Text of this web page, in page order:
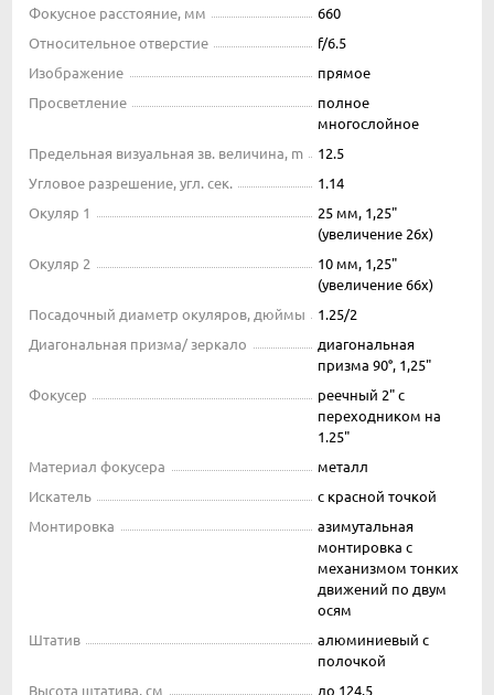
Фокусное расстояние, мм
660
Относительное отверстие
f/6.5
Изображение
прямое
Просветление
полное
многослойное
Предельная визуальная зв. величина, m
12.5
Угловое разрешение, угл. сек.
1.14
Окуляр 1
25 мм, 1,25"
(увеличение 26х)
Окуляр 2
10 мм, 1,25"
(увеличение 66х)
Посадочный диаметр окуляров, дюймы
1.25/2
Диагональная призма/ зеркало
диагональная
призма 90°, 1,25"
Фокусер
реечный 2" с
переходником на
1.25"
Материал фокусера
металл
Искатель
с красной точкой
Монтировка
азимутальная
монтировка с
механизмом тонких
движений по двум
осям
Штатив
алюминиевый с
полочкой
Высота штатива, см
до 124.5